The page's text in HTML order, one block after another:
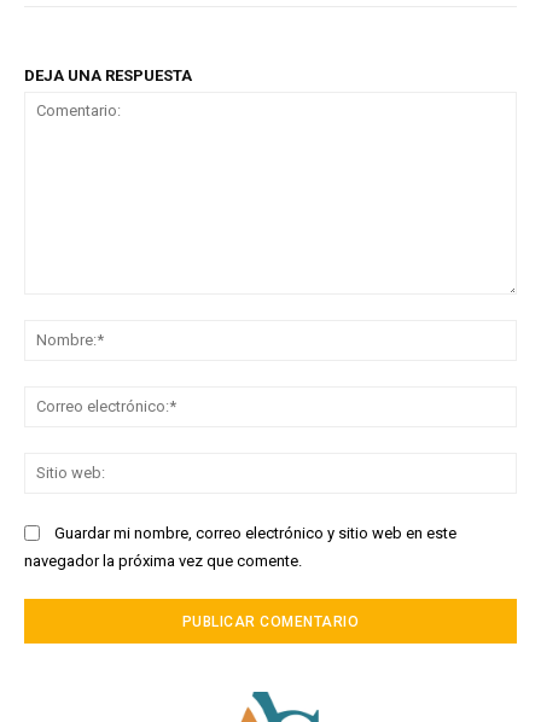
DEJA UNA RESPUESTA
Guardar mi nombre, correo electrónico y sitio web en este
navegador la próxima vez que comente.